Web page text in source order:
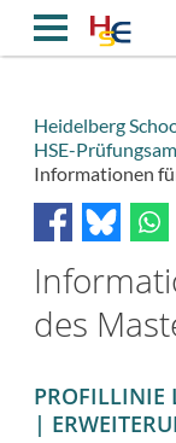
Inhalt
Breadcrumb
Heidelberg
HSE-
Informationen
des
PROFILLINIE
|